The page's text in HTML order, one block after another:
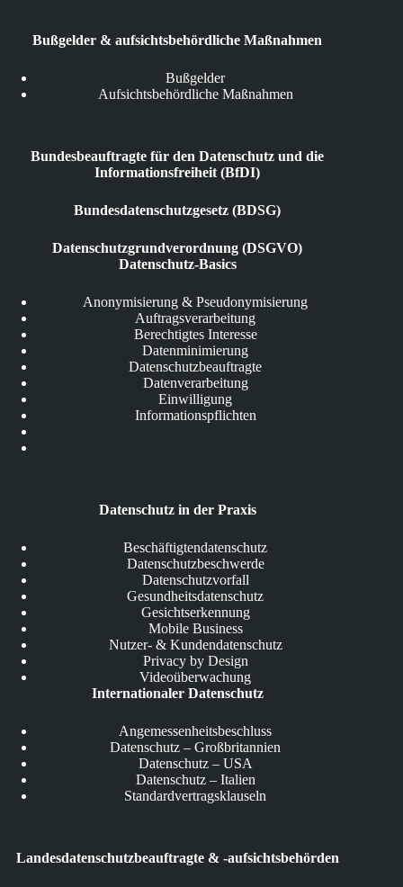
Bußgelder & aufsichtsbehördliche Maßnahmen
Bußgelder
Aufsichtsbehördliche Maßnahmen
Bundesbeauftragte für den Datenschutz und die
Informationsfreiheit (BfDI)
Bundesdatenschutzgesetz (BDSG)
Datenschutzgrundverordnung (DSGVO)
Datenschutz-Basics
Anonymisierung & Pseudonymisierung
Auftragsverarbeitung
Berechtigtes Interesse
Datenminimierung
Datenschutzbeauftragte
Datenverarbeitung
Einwilligung
Informationspflichten
Datenschutz in der Praxis
Beschäftigtendatenschutz
Datenschutzbeschwerde
Datenschutzvorfall
Gesundheitsdatenschutz
Gesichtserkennung
Mobile Business
Nutzer- & Kundendatenschutz
Privacy by Design
Videoüberwachung
Internationaler Datenschutz
Angemessenheitsbeschluss
Datenschutz – Großbritannien
Datenschutz – USA
Datenschutz – Italien
Standardvertragsklauseln
Landesdatenschutzbeauftragte & -aufsichtsbehörden